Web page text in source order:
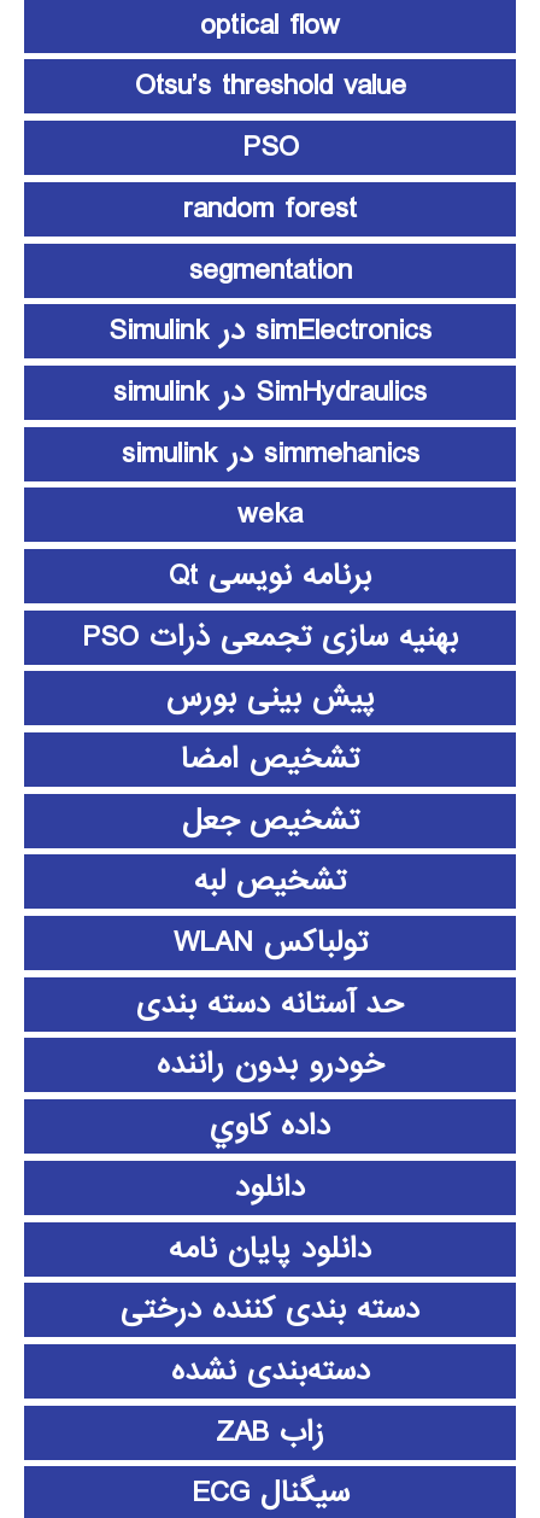
optical flow
Otsu’s threshold value
PSO
random forest
segmentation
simElectronics در Simulink
SimHydraulics در simulink
simmehanics در simulink
weka
برنامه نویسی Qt
بهنیه سازی تجمعی ذرات PSO
پیش بینی بورس
تشخیص امضا
تشخیص جعل
تشخیص لبه
تولباکس WLAN
حد آستانه دسته بندی
خودرو بدون راننده
داده كاوي
دانلود
دانلود پايان نامه
دسته بندی کننده درختی
دسته‌بندی نشده
زاب ZAB
سیگنال ECG